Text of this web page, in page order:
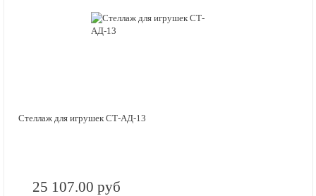
Стеллаж для игрушек СТ-АД-13
25 107.00 руб